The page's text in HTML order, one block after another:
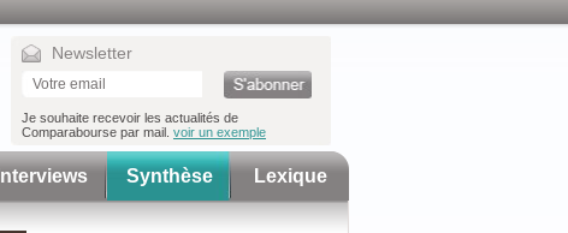
Newsletter
Je souhaite recevoir les actualités de
Comparabourse par mail. voir un exemple
Interviews Synthèse Lexique